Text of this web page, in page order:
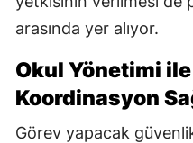
arasında yer alıyor.
Okul Yönetimi
Koordinasyon
Görev yapacak